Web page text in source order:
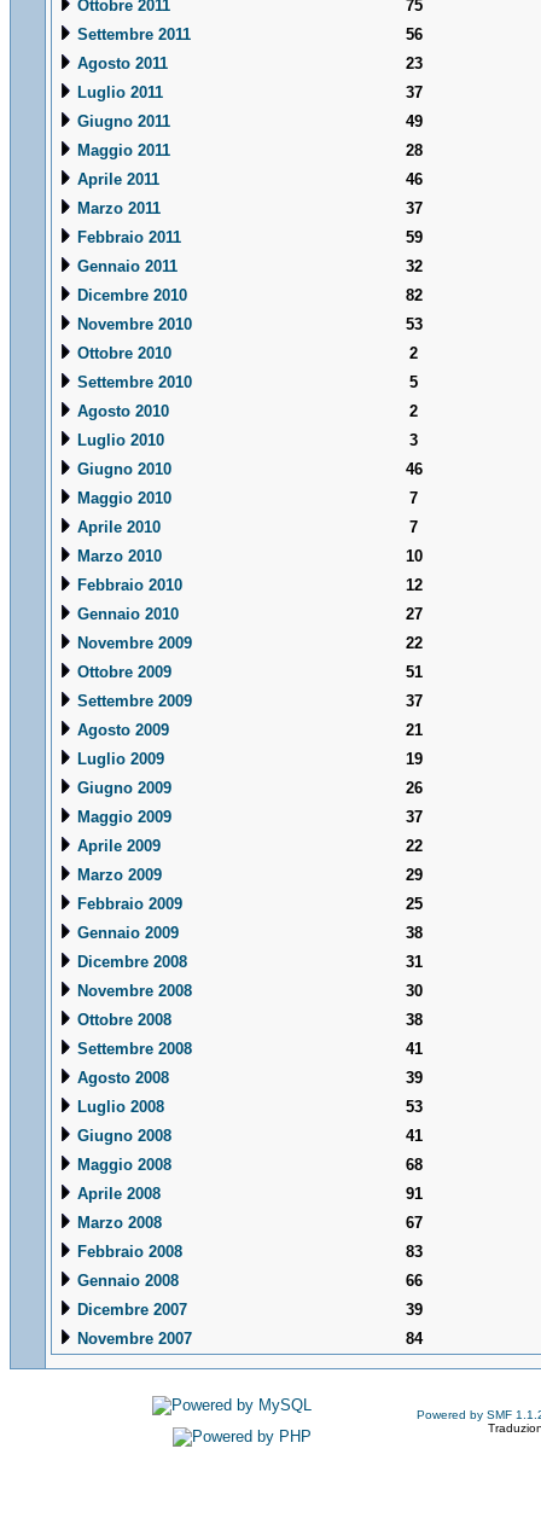
Ottobre 2011
75
Settembre 2011
56
Agosto 2011
23
Luglio 2011
37
Giugno 2011
49
Maggio 2011
28
Aprile 2011
46
Marzo 2011
37
Febbraio 2011
59
Gennaio 2011
32
Dicembre 2010
82
Novembre 2010
53
Ottobre 2010
2
Settembre 2010
5
Agosto 2010
2
Luglio 2010
3
Giugno 2010
46
Maggio 2010
7
Aprile 2010
7
Marzo 2010
10
Febbraio 2010
12
Gennaio 2010
27
Novembre 2009
22
Ottobre 2009
51
Settembre 2009
37
Agosto 2009
21
Luglio 2009
19
Giugno 2009
26
Maggio 2009
37
Aprile 2009
22
Marzo 2009
29
Febbraio 2009
25
Gennaio 2009
38
Dicembre 2008
31
Novembre 2008
30
Ottobre 2008
38
Settembre 2008
41
Agosto 2008
39
Luglio 2008
53
Giugno 2008
41
Maggio 2008
68
Aprile 2008
91
Marzo 2008
67
Febbraio 2008
83
Gennaio 2008
66
Dicembre 2007
39
Novembre 2007
84
Powered by SMF